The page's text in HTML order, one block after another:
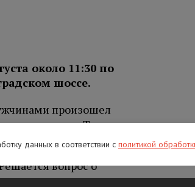
около 11:30 по
шоссе.
произошел
оппонента. Тот
вопрос о
данных в соответствии с политикой